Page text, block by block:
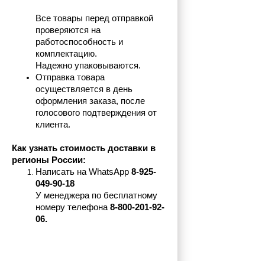
Все товары перед отправкой
проверяются на
работоспособность и
комплектацию.
Надежно упаковываются.
Отправка товара
осуществляется в день
оформления заказа, после
голосового подтверждения от
клиента.
Как узнать стоимость доставки в
регионы России:
Написать на WhatsApp 8-925-
049-90-18
У менеджера по бесплатному
номеру телефона 8-800-201-92-
06.